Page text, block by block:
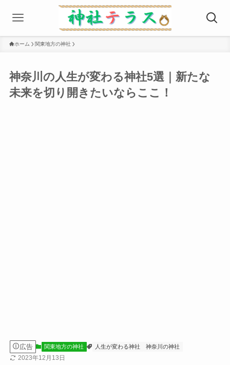
ホーム 関東地方の神社
神奈川の⼈⽣が変わる神社5選｜新たな
未来を切り開きたいならここ！
広告 関東地方の神社 人生が変わる神社 神奈川の神社
2023年12月13日